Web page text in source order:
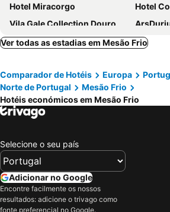
Hotel Miracorgo
Hotel
Vila Gale Collection Douro
Hotel Navarras
Lamego
Hotel Regua Douro
The Wine
Lavandeira Douro Nature & Wellness
Six Senses DOURO VALLEY by IHG
Casa
Douro Suites
Original Douro Hotel
Quinta da Timpeira
Huga Home
Ver todas as estadias em Mesão Frio
Comparador de Hotéis Europa
Norte de Portugal
Mesão Frio
Hotéis económicos em Mesão Frio
Selecione o seu país
Adicionar no Google
Encontre facilmente os nossos
resultados: adicione o trivago como
fonte preferencial no Google.